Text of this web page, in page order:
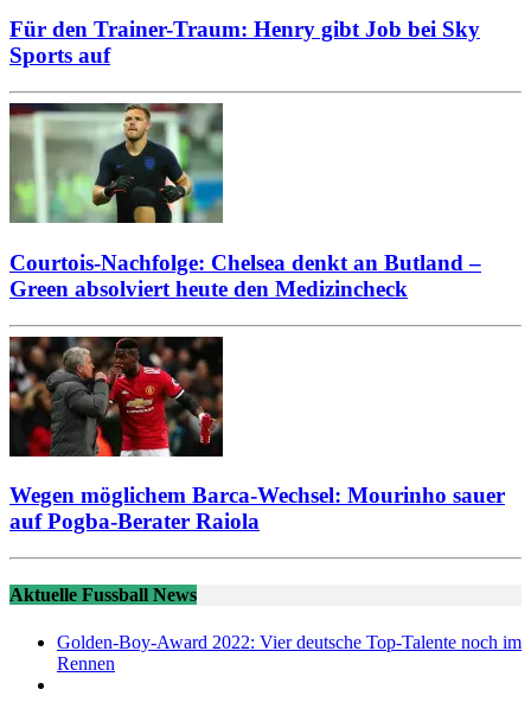
Für den Trainer-Traum: Henry gibt Job bei Sky
Sports auf
Courtois-Nachfolge: Chelsea denkt an Butland –
Green absolviert heute den Medizincheck
Wegen möglichem Barca-Wechsel: Mourinho sauer
auf Pogba-Berater Raiola
Aktuelle Fussball News
Golden-Boy-Award 2022: Vier deutsche Top-Talente noch im
Rennen